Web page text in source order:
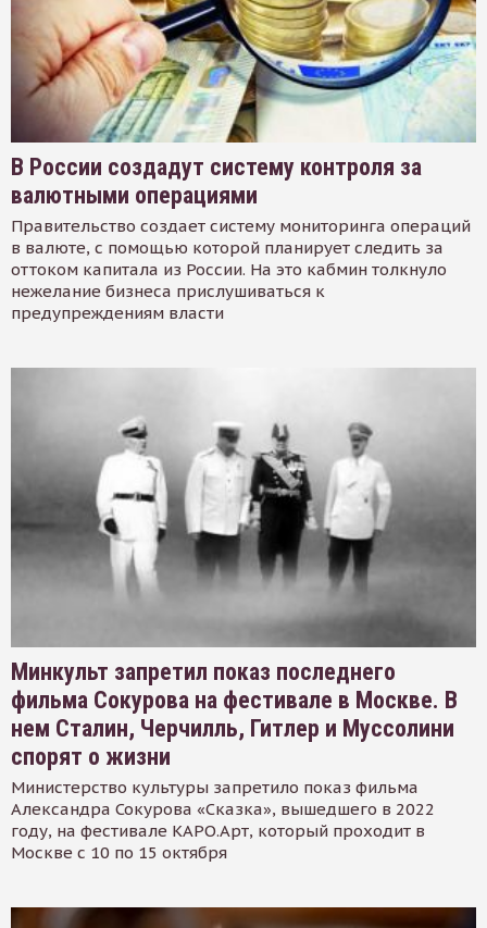
В России создадут систему контроля за
валютными операциями
Правительство создает систему мониторинга операций
в валюте, с помощью которой планирует следить за
оттоком капитала из России. На это кабмин толкнуло
нежелание бизнеса прислушиваться к
предупреждениям власти
Минкульт запретил показ последнего
фильма Сокурова на фестивале в Москве. В
нем Сталин, Черчилль, Гитлер и Муссолини
спорят о жизни
Министерство культуры запретило показ фильма
Александра Сокурова «Сказка», вышедшего в 2022
году, на фестивале КАРО.Арт, который проходит в
Москве с 10 по 15 октября